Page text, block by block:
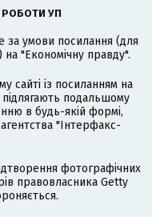
РОБОТИ УП
за умови посилання (для
"Економічну правду".
сайті із посиланням на
підлягають подальшому
в будь-якій формі,
"Інтерфакс-
фотографічних
правовласника Getty